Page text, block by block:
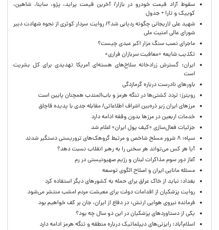
سقوط آزاد قیمت خودرو در بازار/ آخرین قیمت پراید، پژو، ساینا، شاهین،
کوییک و تارا + جدول
شهید علی لاریجانی چگونه ردیابی شد؟/ روایت سردار کوثری از نحوه شهادت دبیر
شورای عالی امنیت ملی
ماجرای نصب سنگ مزار اکبر عبدی چیست؟
تکذیب شایعه «معافیت سربازان فراری»
ایران: گسترش زرادخانه سلاح‌های هسته‌ای آمریکا تهدیدی برای کل بشریت
است
باورهای نادرست درباره گرمازدگی
رویترز: تردد کشتی‌ها در تنگه هرمز و باب‌المندب همچنان پایین است
مرزهای ایران زیر ذره‌بین اشراف اطلاعاتی/ مقابله جدی با پدیده قاچاق
خدمات اربعین در مرزها بدون وقفه ادامه دارد
جزئیات فعال‌سازی «کیف پول ایران» اعلام شد
سپاه: ۸ شرور مسلح شاخص و مرتبط گروهک‌های تروریستی دستگیر شدند
آیا هر کس می‌تواند هر سخنی را به رهبر انقلاب نسبت دهد؟
آغاز دور سوم مذاکرات لبنان و رژیم صهیونیستی در رم
مسئله مانایی ایران و اصلاح الگوی توسعه
بغداد: نباید از خاک عراق برای حمله به کشورهای دیگر استفاده کرد
روایت پزشکیان از اقدامات دولت برای معیشت مردم امشب منتشر می‌شود
فرمانده نیروی هوایی ارتش: در دفاع از ایران، جان بر کف خواهیم بود
یکی از دستاوردهای پزشکیان در این دو سال چه بود؟
اسلام‌آباد: رایزنی‌های دیپلماتیک درباره منطقه و تنگه هرمز ادامه دارد